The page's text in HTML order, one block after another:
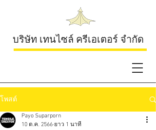
บริษัท เทนไซล์ ครีเอเตอร์ จำกัด
โพสต์
Payo Suparporn
10 ต.ค. 2566 ยาว 1 นาที